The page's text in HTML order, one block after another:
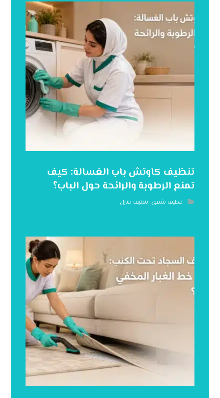
تنظيف كاوتش باب الغسالة: كيف
تمنع الرطوبة والرائحة حول الباب؟
تنظيف شقق,تنظيف منازل